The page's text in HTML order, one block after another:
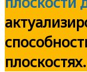
плоскостях.